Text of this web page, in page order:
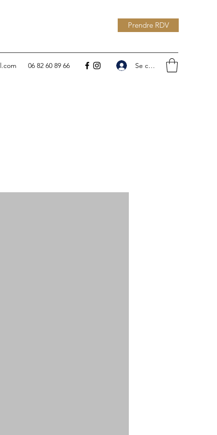
Prendre RDV
06 82 60 89 66 Se connecter